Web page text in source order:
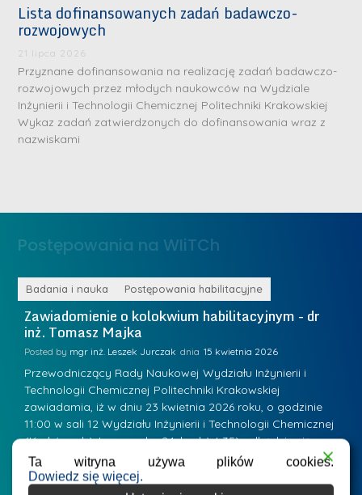
Lista dofinansowanych zadań badawczo-
rozwojowych
21 lipca 2026
Przyznane dofinansowania na realizację zadań badawczo-
rozwojowych przez młodych naukowców na Wydziale
Inżynierii i Technologii Chemicznej Politechniki Krakowskiej
Wykaz zadań zatwierdzonych do dofinansowania wraz z
nazwiskami
Postępowania na WIiTCh
Badania i nauka Postępowania habilitacyjne
Zawiadomienie o kolokwium habilitacyjnym - dr
inż. Tomasz Majka
Posted by mgr inż. Leszek Jurczak 15 kwietnia 2026
Przewodniczący Rady Naukowej Wydziału Inżynierii i
Technologii Chemicznej Politechniki Krakowskiej
zawiadamia, iż w dniu 23 kwietnia 2026 roku, o godzinie
11:00 w sali 12 Wydziału Inżynierii i Technologii Chemicznej
(Kraków, ul. Warszawska 24, bud. W-35) odbędzie się
kolokwium habilitacyjne dr inż. Tomasza Majki.
Osiągnięcie naukowe będące podstawą ubiegania się o…
S
r
e
b
r
n
d
a
e
W
a
r
s
z
a
w
k
D
ż
M
r
i
K
u
r
a
ń
s
k
L
Ta witryna używa plików cookies.
Dowiedz się więcej.